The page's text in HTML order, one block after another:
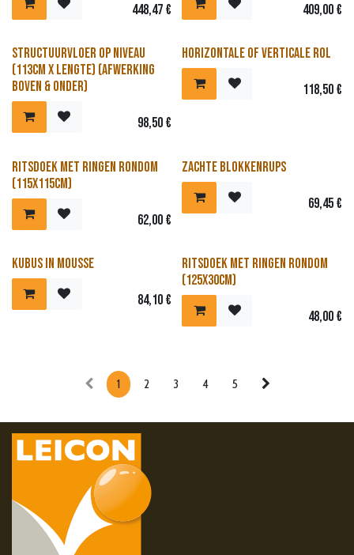
448,47€ 409,00€
Structuurvloer op niveau
(113cm x lengte) (afwerking
boven & onder)
98,50€
Horizontale of verticale rol
118,50€
Ritsdoek met ringen rondom
(115x115cm)
62,00€
Nieuw!
Zachte blokkenrups
69,45€
Kubus in mousse
84,10€
Ritsdoek met ringen rondom
(125x30cm)
48,00€
1 2 3 4 5